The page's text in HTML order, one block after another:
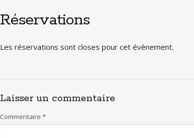
Réservations
Les réservations sont closes pour cet évènement.
Laisser un commentaire
Commentaire *